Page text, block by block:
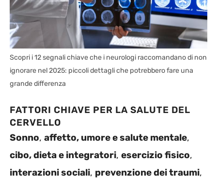
Scopri i 12 segnali chiave che i neurologi raccomandano di non
ignorare nel 2025: piccoli dettagli che potrebbero fare una
grande differenza
FATTORI CHIAVE PER LA SALUTE DEL
CERVELLO
Sonno, affetto, umore e salute mentale,
cibo, dieta e integratori, esercizio fisico,
interazioni sociali, prevenzione dei traumi,